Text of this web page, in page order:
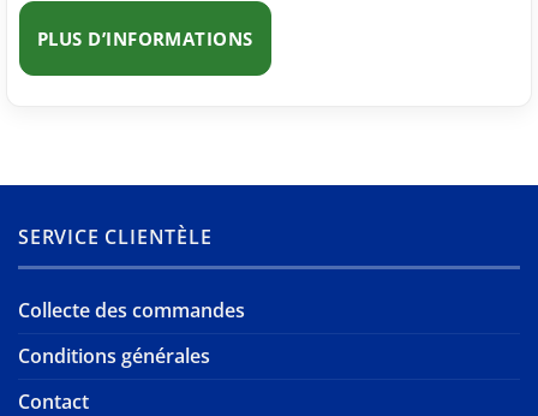
PLUS D’INFORMATIONS
SERVICE CLIENTÈLE
Collecte des commandes
Conditions générales
Contact